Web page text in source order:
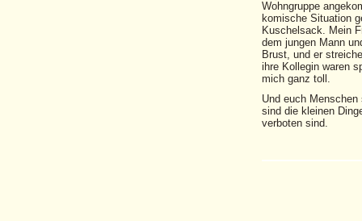
Wohngruppe
komische Situation
Kuschelsack. Mein
dem jungen Mann
Brust, und er
ihre Kollegin waren
mich ganz toll.
Und euch
sind die kleinen
verboten sind.